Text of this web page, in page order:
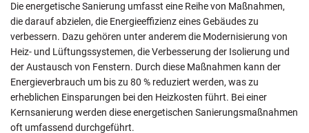
Die energetische Sanierung umfasst eine Reihe von Maßnahmen,
die darauf abzielen, die Energieeffizienz eines Gebäudes zu
verbessern. Dazu gehören unter anderem die Modernisierung von
Heiz- und Lüftungssystemen, die Verbesserung der Isolierung und
der Austausch von Fenstern. Durch diese Maßnahmen kann der
Energieverbrauch um bis zu 80 % reduziert werden, was zu
erheblichen Einsparungen bei den Heizkosten führt. Bei einer
Kernsanierung werden diese energetischen Sanierungsmaßnahmen
oft umfassend durchgeführt.